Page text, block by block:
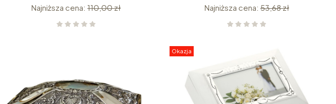
Najniższa cena: 110,00 zł
Najniższa cena: 53,68 zł
Okazja